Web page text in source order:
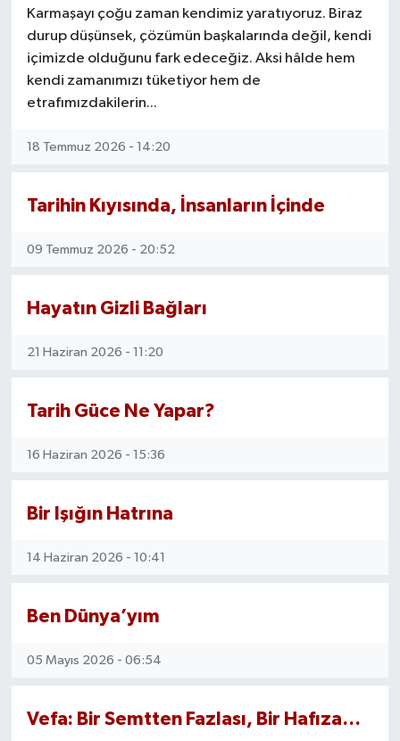
Karmaşayı çoğu zaman kendimiz yaratıyoruz. Biraz
durup düşünsek, çözümün başkalarında değil, kendi
içimizde olduğunu fark edeceğiz. Aksi hâlde hem
kendi zamanımızı tüketiyor hem de
etrafımızdakilerin...
18 Temmuz 2026 - 14:20
Tarihin Kıyısında, İnsanların İçinde
09 Temmuz 2026 - 20:52
Hayatın Gizli Bağları
21 Haziran 2026 - 11:20
Tarih Güce Ne Yapar?
16 Haziran 2026 - 15:36
Bir Işığın Hatrına
14 Haziran 2026 - 10:41
Ben Dünya’yım
05 Mayıs 2026 - 06:54
Vefa: Bir Semtten Fazlası, Bir Hafıza…